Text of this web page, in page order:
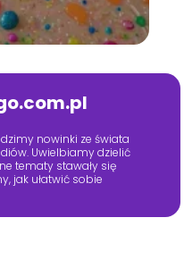
nowinki ze świata
Uwielbiamy dzielić
tematy stawały się
jak ułatwić sobie